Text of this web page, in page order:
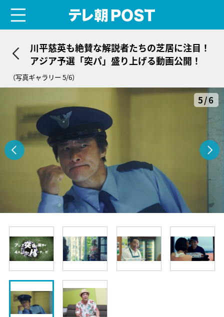
川平慈英も絶賛な解説者たちの芝居に注目！
アジア予選「突パ」盛り上げる動画公開！
（写真ギャラリー 5/6）
5/6